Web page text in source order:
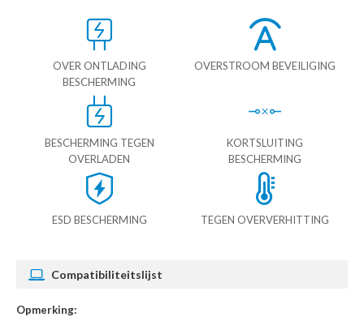
OVER ONTLADING
BESCHERMING
OVERSTROOM BEVEILIGING
BESCHERMING TEGEN
OVERLADEN
KORTSLUITING
BESCHERMING
ESD BESCHERMING TEGEN OVERVERHITTING
Compatibiliteitslijst
Opmerking: